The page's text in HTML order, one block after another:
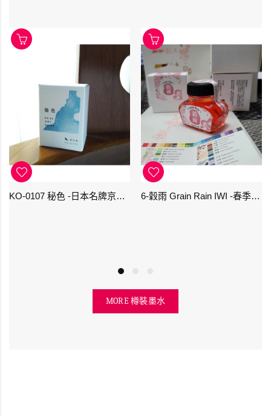
KO-0107 秘色 -日本名牌京の音樽裝鋼筆墨水 4573356130234 - 40ml 6-穀雨 Grain Rain IWI -春季-24節氣色澤鋼筆墨水
MORE 樽裝墨水